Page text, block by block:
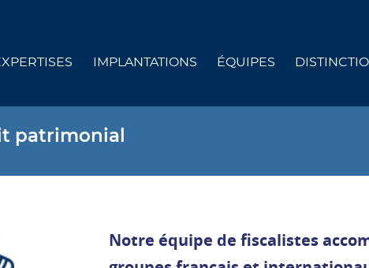
IMPLANTATIONS ÉQUIPES
patrimonial
Notre équipe de fiscalistes